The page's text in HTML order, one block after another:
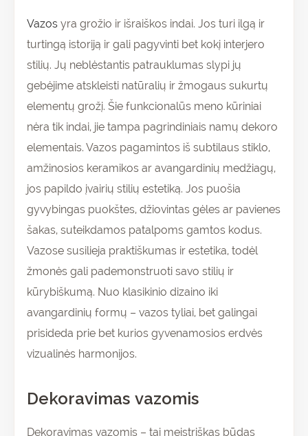
Vazos yra grožio ir išraiškos indai. Jos turi ilgą ir
turtingą istoriją ir gali pagyvinti bet kokį interjero
stilių. Jų neblėstantis patrauklumas slypi jų
gebėjime atskleisti natūralių ir žmogaus sukurtų
elementų grožį. Šie funkcionalūs meno kūriniai
nėra tik indai, jie tampa pagrindiniais namų dekoro
elementais. Vazos pagamintos iš subtilaus stiklo,
amžinosios keramikos ar avangardinių medžiagų,
jos papildo įvairių stilių estetiką. Jos puošia
gyvybingas puokštes, džiovintas gėles ar pavienes
šakas, suteikdamos patalpoms gamtos kodus.
Vazose susilieja praktiškumas ir estetika, todėl
žmonės gali pademonstruoti savo stilių ir
kūrybiškumą. Nuo klasikinio dizaino iki
avangardinių formų – vazos tyliai, bet galingai
prisideda prie bet kurios gyvenamosios erdvės
vizualinės harmonijos.
Dekoravimas vazomis
Dekoravimas vazomis – tai meistriškas būdas